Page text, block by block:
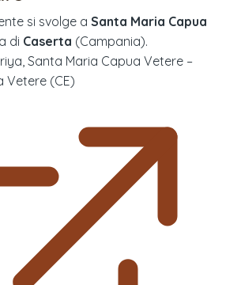
si svolge a Santa Maria Capua
di Caserta (Campania).
Santa Maria Capua Vetere –
Vetere (CE)